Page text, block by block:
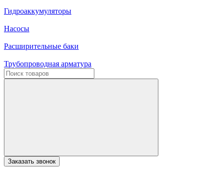
Гидроаккумуляторы
Насосы
Расширительные баки
Трубопроводная арматура
Заказать звонок